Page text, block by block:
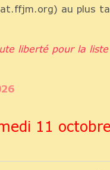
au plus
liberté pour la
11 octobre